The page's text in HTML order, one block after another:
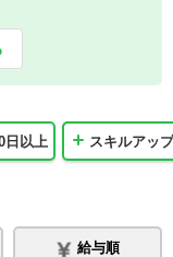
日以上 スキルアップ
給与順